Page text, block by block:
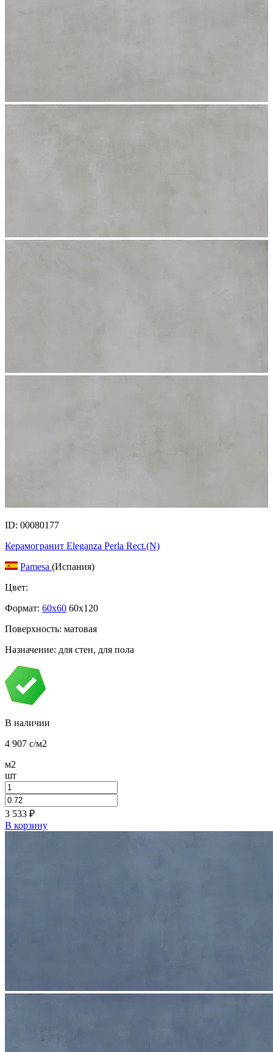
ID: 00080177
Керамогранит Eleganza Perla Rect.(N)
Pamesa (Испания)
Цвет:
Формат: 60x60 60x120
Поверхность: матовая
Назначение: для стен, для пола
В наличии
4 907 c/м2
м2
шт
3 533 ₽
В корзину